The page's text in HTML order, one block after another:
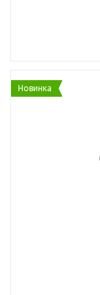
Новинка